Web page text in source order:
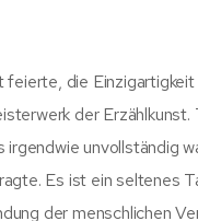
die
der
unvollständig
Es ist ein seltenes
der menschlichen